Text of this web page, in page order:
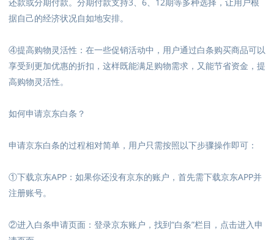
据自己的经济状况自如地安排。
④提高购物灵活性 ： 在一些促销活动中，用户通过白条购买商品可以
享受到更加优惠的折扣，这样既能满足购物需求，又能节省资金，提
高购物灵活性。
如何申请京东白条？
申请京东白条的过程相对简单，用户只需按照以下步骤操作即可：
①下载京东APP：如果你还没有京东的账户，首先需下载京东APP并
注册账号。
②进入白条申请页面：登录京东账户，找到“白条”栏目，点击进入申